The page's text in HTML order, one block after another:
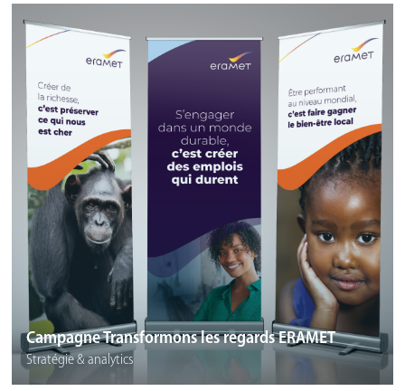
Campagne Transformons les regards ERAMET
Stratégie & analytics